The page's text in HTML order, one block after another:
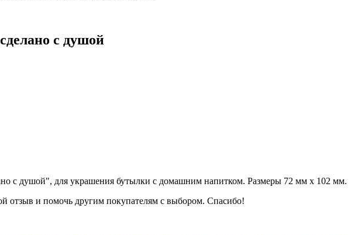
с душой
с душой", для украшения бутылки с домашним напитком. Размеры 72 мм х 102 мм.
отзыв и помочь другим покупателям с выбором. Спасибо!